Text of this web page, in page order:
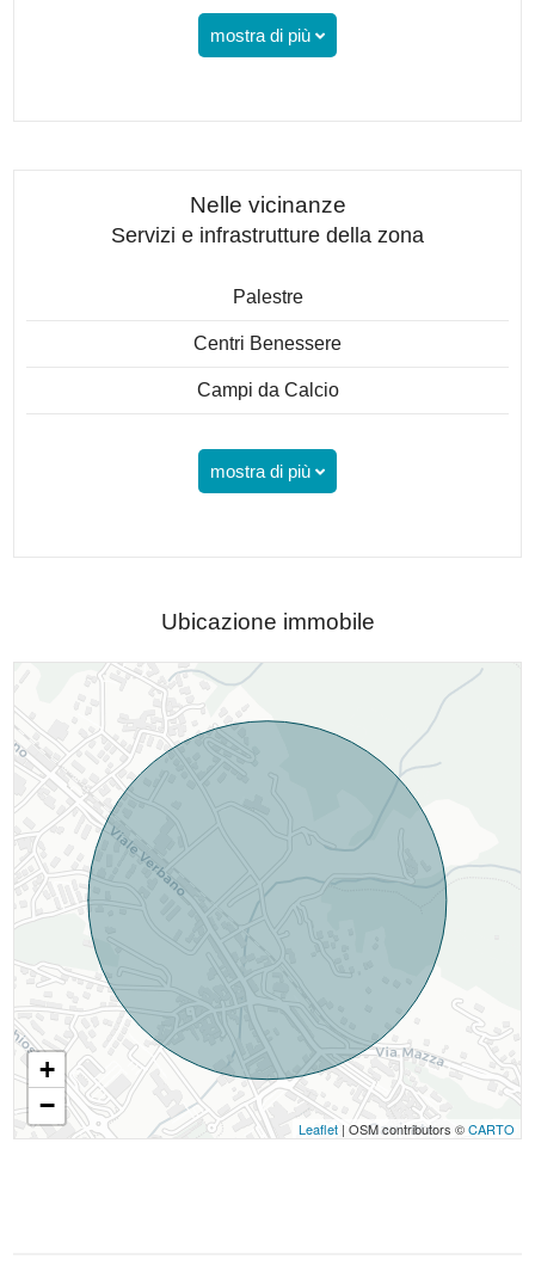
mostra di più
Nelle vicinanze
Servizi e infrastrutture della zona
Palestre
Centri Benessere
Campi da Calcio
mostra di più
Ubicazione immobile
+
−
Leaflet| OSM contributors ©CARTO